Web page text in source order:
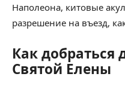
Наполеона, китовые
разрешение на въезд,
Как добраться
Святой Елены